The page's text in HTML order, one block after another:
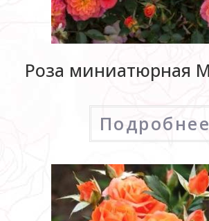
Роза миниатюрная
Подробнее